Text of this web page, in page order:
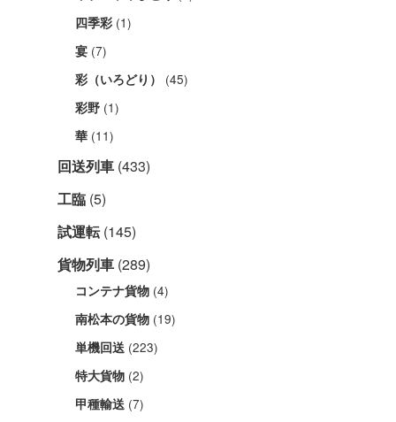
四季彩 (1)
宴 (7)
彩（いろどり） (45)
彩野 (1)
華 (11)
回送列車 (433)
工臨 (5)
試運転(145)
貨物列車 (289)
コンテナ貨物 (4)
南松本の貨物 (19)
単機回送 (223)
特大貨物 (2)
甲種輸送 (7)